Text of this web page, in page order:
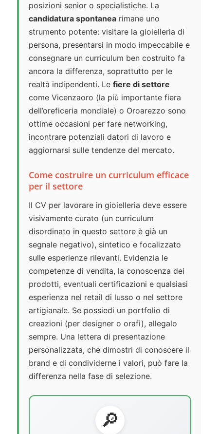
posizioni senior o specialistiche. La
candidatura spontanea rimane uno
strumento potente: visitare la gioielleria di
persona, presentarsi in modo impeccabile e
consegnare un curriculum ben costruito fa
ancora la differenza, soprattutto per le
realtà indipendenti. Le fiere di settore
come Vicenzaoro (la più importante fiera
dell’oreficeria mondiale) o Oroarezzo sono
ottime occasioni per fare networking,
incontrare potenziali datori di lavoro e
aggiornarsi sulle tendenze del mercato.
Come costruire un curriculum efficace
per il settore
Il CV per lavorare in gioielleria deve essere
visivamente curato (un curriculum
disordinato in questo settore è già un
segnale negativo), sintetico e focalizzato
sulle esperienze rilevanti. Evidenzia le
competenze di vendita, la conoscenza dei
prodotti, eventuali certificazioni e qualsiasi
esperienza nel retail di lusso o nel settore
artigianale. Se possiedi un portfolio di
creazioni (per designer o orafi), allegalo
sempre. Una lettera di presentazione
personalizzata, che dimostri di conoscere il
brand e di condividerne i valori, può fare la
differenza nella fase di selezione.
🔎